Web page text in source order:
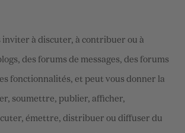
inviter à discuter, à contribuer ou à
des forums de messages, des forums
fonctionnalités, et peut vous donner la
soumettre, publier, afficher,
émettre, distribuer ou diffuser du